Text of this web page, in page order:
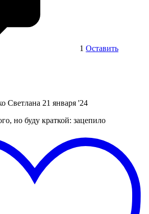
1 Оставить
Светлана 21 января '24
но буду краткой: зацепило